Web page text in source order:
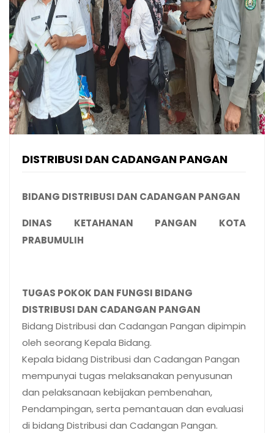
DISTRIBUSI DAN CADANGAN PANGAN
BIDANG DISTRIBUSI DAN CADANGAN PANGAN
DINAS KETAHANAN PANGAN KOTA
PRABUMULIH
TUGAS POKOK DAN FUNGSI BIDANG
DISTRIBUSI DAN CADANGAN PANGAN
Bidang Distribusi dan Cadangan Pangan dipimpin
oleh seorang Kepala Bidang.
Kepala bidang Distribusi dan Cadangan Pangan
mempunyai tugas melaksanakan penyusunan
dan pelaksanaan kebijakan pembenahan,
Pendampingan, serta pemantauan dan evaluasi
di bidang Distribusi dan Cadangan Pangan.